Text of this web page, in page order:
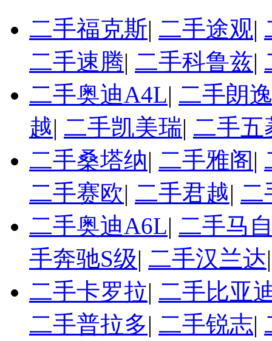
二手福克斯| 二手途观|
二手速腾| 二手科鲁兹|
二手奥迪A4L| 二手朗
越| 二手凯美瑞| 二手五
二手桑塔纳| 二手雅阁|
二手赛欧| 二手君越| 二
二手奥迪A6L| 二手马
手奔驰S级| 二手汉兰达
二手卡罗拉| 二手比亚
二手普拉多| 二手锐志|